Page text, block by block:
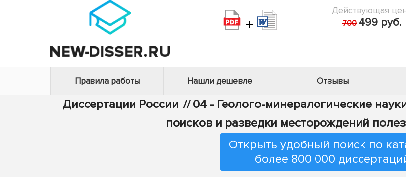
+
Действующая
700 499 руб.
Правила работы Нашли дешевле Отзывы
Диссертации России // 04 - Геолого-минералогические
поисков и разведки месторождений
Открыть удобный поиск по
более 800 000